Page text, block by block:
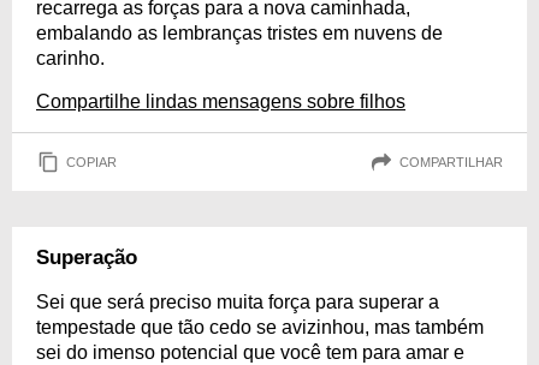
recarrega as forças para a nova caminhada,
embalando as lembranças tristes em nuvens de
carinho.
Compartilhe lindas mensagens sobre filhos
COPIAR COMPARTILHAR
Superação
Sei que será preciso muita força para superar a
tempestade que tão cedo se avizinhou, mas também
sei do imenso potencial que você tem para amar e